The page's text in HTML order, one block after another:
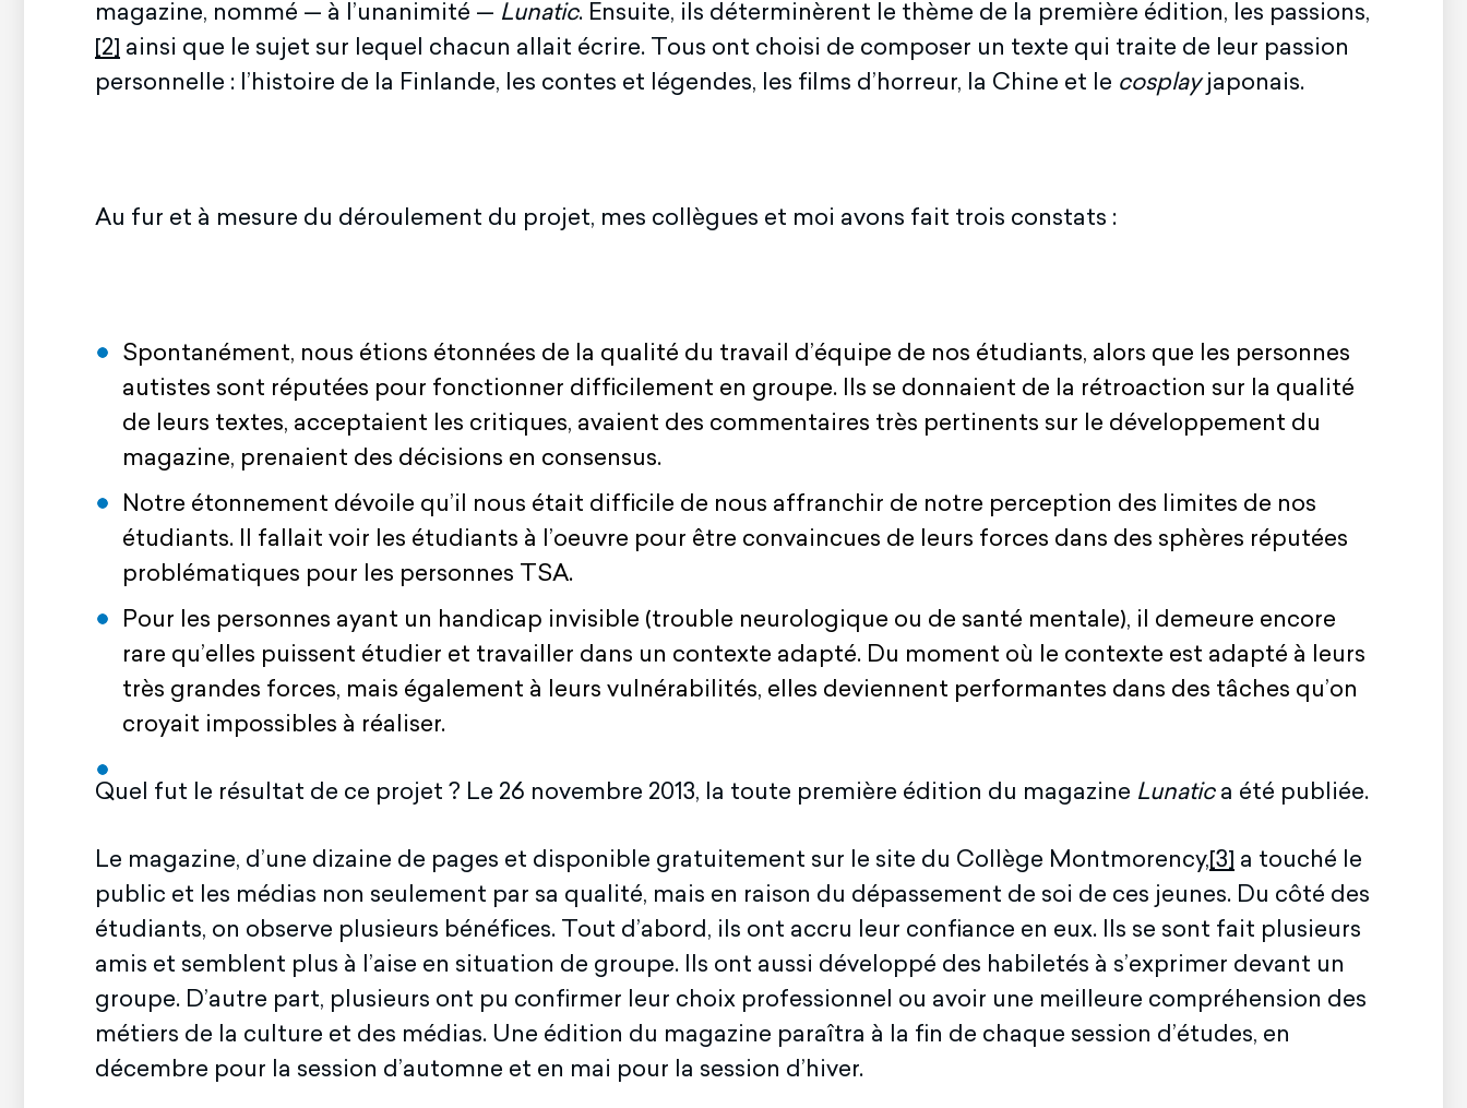
magazine, nommé — à l’unanimité — Lunatic. Ensuite, ils déterminèrent le thème de la première édition, les passions,
[2] ainsi que le sujet sur lequel chacun allait écrire. Tous ont choisi de composer un texte qui traite de leur passion
personnelle : l’histoire de la Finlande, les contes et légendes, les films d’horreur, la Chine et le cosplayjaponais.
Au fur et à mesure du déroulement du projet, mes collègues et moi avons fait trois constats :
Spontanément, nous étions étonnées de la qualité du travail d’équipe de nos étudiants, alors que les personnes
autistes sont réputées pour fonctionner difficilement en groupe. Ils se donnaient de la rétroaction sur la qualité
de leurs textes, acceptaient les critiques, avaient des commentaires très pertinents sur le développement du
magazine, prenaient des décisions en consensus.
Notre étonnement dévoile qu’il nous était difficile de nous affranchir de notre perception des limites de nos
étudiants. Il fallait voir les étudiants à l’oeuvre pour être convaincues de leurs forces dans des sphères réputées
problématiques pour les personnes TSA.
Pour les personnes ayant un handicap invisible (trouble neurologique ou de santé mentale), il demeure encore
rare qu’elles puissent étudier et travailler dans un contexte adapté. Du moment où le contexte est adapté à leurs
très grandes forces, mais également à leurs vulnérabilités, elles deviennent performantes dans des tâches qu’on
croyait impossibles à réaliser.
Quel fut le résultat de ce projet ? Le 26 novembre 2013, la toute première édition du magazine Lunatic a été publiée.
Le magazine, d’une dizaine de pages et disponible gratuitement sur le site du Collège Montmorency,[3] a touché le
public et les médias non seulement par sa qualité, mais en raison du dépassement de soi de ces jeunes. Du côté des
étudiants, on observe plusieurs bénéfices. Tout d’abord, ils ont accru leur confiance en eux. Ils se sont fait plusieurs
amis et semblent plus à l’aise en situation de groupe. Ils ont aussi développé des habiletés à s’exprimer devant un
groupe. D’autre part, plusieurs ont pu confirmer leur choix professionnel ou avoir une meilleure compréhension des
métiers de la culture et des médias. Une édition du magazine paraîtra à la fin de chaque session d’études, en
décembre pour la session d’automne et en mai pour la session d’hiver.